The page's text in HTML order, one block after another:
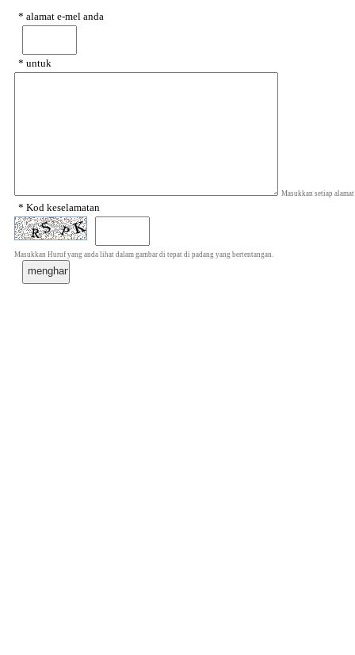
* alamat e-mel anda
* untuk
Masukkan setiap
* Kod keselamatan
Masukkan Huruf yang anda lihat dalam gambar di tepat di padang yang bertentangan.